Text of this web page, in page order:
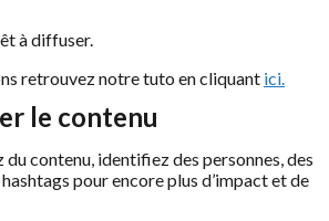
à diffuser.
retrouvez notre tuto en cliquant ici.
le contenu
contenu, identifiez des personnes, des
pour encore plus d’impact et de